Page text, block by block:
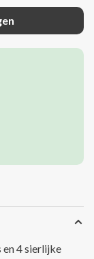
en 4 sierlijke